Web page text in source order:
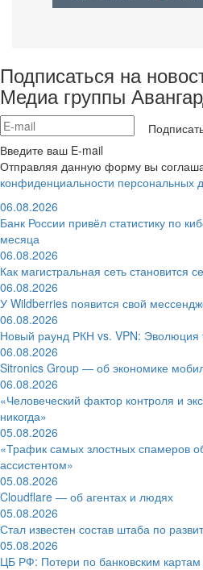
Подписаться на
Медиа группы
Введите ваш E-mail
Отправляя данную форму вы
конфиденциальности персональных
06.08.2026
Банк России привёл статистику по
месяца
06.08.2026
Как магистральная сеть становится
06.08.2026
У Wildberries появится свой
06.08.2026
Новый раунд РКН vs. VPN: Эволюция
06.08.2026
Sitronics Group — об экономике
06.08.2026
«Человеческий фактор контроля и
никогда»
05.08.2026
«Трафик самых злостных спамеров
ассистентом»
05.08.2026
Cloudflare — об агентах и людях
05.08.2026
Стал известен состав штаба по
05.08.2026
ЦБ РФ: Потери по банковским